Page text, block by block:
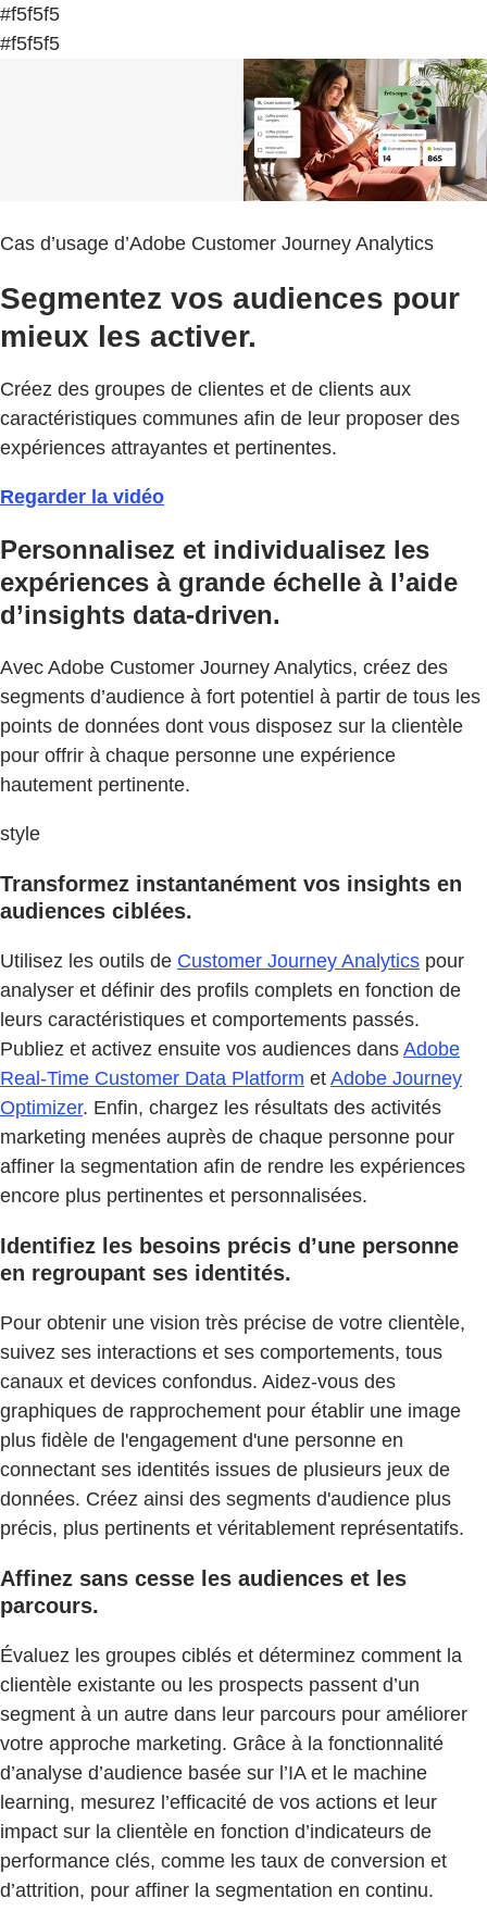
#f5f5f5
#f5f5f5
Cas d’usage d’Adobe Customer Journey Analytics
Segmentez vos audiences pour
mieux les activer.
Créez des groupes de clientes et de clients aux
caractéristiques communes afin de leur proposer des
expériences attrayantes et pertinentes.
Regarder la vidéo
Personnalisez et individualisez les
expériences à grande échelle à l’aide
d’insights data-driven.
Avec Adobe Customer Journey Analytics, créez des
segments d’audience à fort potentiel à partir de tous les
points de données dont vous disposez sur la clientèle
pour offrir à chaque personne une expérience
hautement pertinente.
style
Transformez instantanément vos insights en
audiences ciblées.
Utilisez les outils de Customer Journey Analytics pour
analyser et définir des profils complets en fonction de
leurs caractéristiques et comportements passés.
Publiez et activez ensuite vos audiences dans Adobe
Real-Time Customer Data Platform et Adobe Journey
Optimizer. Enfin, chargez les résultats des activités
marketing menées auprès de chaque personne pour
affiner la segmentation afin de rendre les expériences
encore plus pertinentes et personnalisées.
Identifiez les besoins précis d’une personne
en regroupant ses identités.
Pour obtenir une vision très précise de votre clientèle,
suivez ses interactions et ses comportements, tous
canaux et devices confondus. Aidez-vous des
graphiques de rapprochement pour établir une image
plus fidèle de l'engagement d'une personne en
connectant ses identités issues de plusieurs jeux de
données. Créez ainsi des segments d'audience plus
précis, plus pertinents et véritablement représentatifs.
Affinez sans cesse les audiences et les
parcours.
Évaluez les groupes ciblés et déterminez comment la
clientèle existante ou les prospects passent d’un
segment à un autre dans leur parcours pour améliorer
votre approche marketing. Grâce à la fonctionnalité
d’analyse d’audience basée sur l’IA et le machine
learning, mesurez l’efficacité de vos actions et leur
impact sur la clientèle en fonction d’indicateurs de
performance clés, comme les taux de conversion et
d’attrition, pour affiner la segmentation en continu.